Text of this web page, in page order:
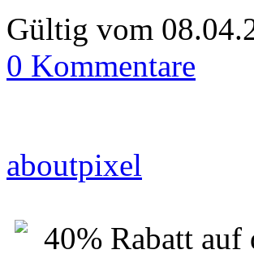
Gültig vom
0 Kommentare
aboutpixel
40% Rabatt auf